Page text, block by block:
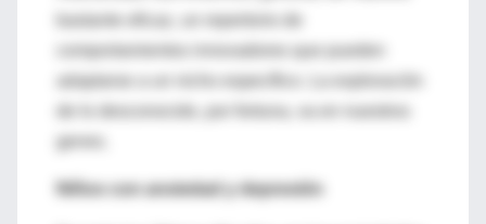
comportamientos innovadores que pueden
adaptarse a un nicho específico. La exploración
genes.
Niños con ansiedad y depresión